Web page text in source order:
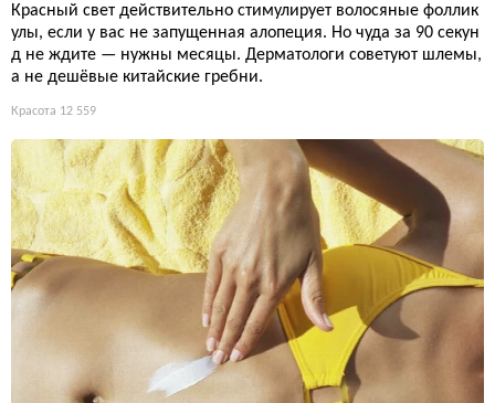
Красный свет действительно стимулирует волосяные фоллик
улы, если у вас не запущенная алопеция. Но чуда за 90 секун
д не ждите — нужны месяцы. Дерматологи советуют шлемы,
а не дешёвые китайские гребни.
Красота 12 559